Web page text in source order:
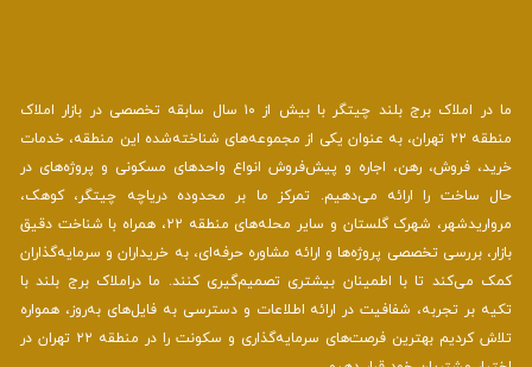
ما در املاک برج بلند چیتگر با بیش از ۱۰ سال سابقه تخصصی در بازار املاک
منطقه ۲۲ تهران، به عنوان یکی از مجموعه‌های شناخته‌شده این منطقه، خدمات
خرید، فروش، رهن، اجاره و پیش‌فروش انواع واحدهای مسکونی و پروژه‌های در
حال ساخت را ارائه می‌دهیم. تمرکز ما بر محدوده دریاچه چیتگر، کوهک،
مرواریدشهر، شهرک گلستان و سایر محله‌های منطقه ۲۲، همراه با شناخت دقیق
بازار، بررسی تخصصی پروژه‌ها و ارائه مشاوره حرفه‌ای، به خریداران و سرمایه‌گذاران
کمک می‌کند تا با اطمینان بیشتری تصمیم‌گیری کنند. ما دراملاک برج بلند با
تکیه بر تجربه، شفافیت در ارائه اطلاعات و دسترسی به فایل‌های به‌روز، همواره
تلاش کردیم بهترین فرصت‌های سرمایه‌گذاری و سکونت را در منطقه ۲۲ تهران در